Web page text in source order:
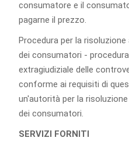
consumatore e il
pagarne il prezzo.
Procedura per la
dei consumatori -
extragiudiziale delle
conforme ai requisiti di
un'autorità per la
dei consumatori.
SERVIZI FORNITI